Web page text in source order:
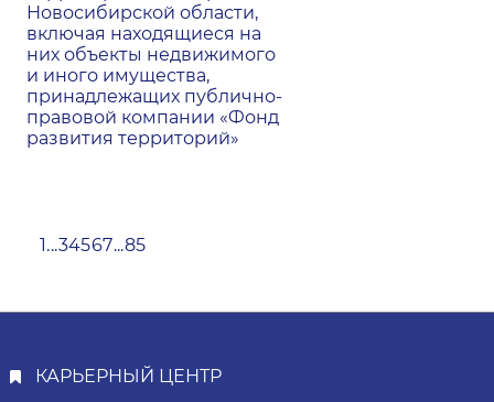
Новосибирской области,
включая находящиеся на
них объекты недвижимого
и иного имущества,
принадлежащих публично-
правовой компании «Фонд
развития территорий»
1...34567...85
КАРЬЕРНЫЙ ЦЕНТР